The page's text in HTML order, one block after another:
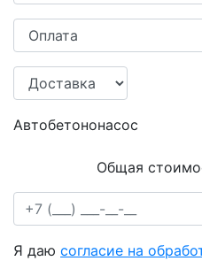
Автобетононасос
Общая
Я даю согласие на